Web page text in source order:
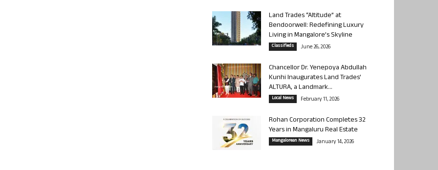
Land Trades “Altitude” at
Bendoorwell: Redefining Luxury
Living in Mangalore’s Skyline
Classifieds June 26, 2026
Chancellor Dr. Yenepoya Abdullah
Kunhi Inaugurates Land Trades’
ALTURA, a Landmark...
Local News February 11, 2026
Rohan Corporation Completes 32
Years in Mangaluru Real Estate
Mangalorean News January 14, 2026